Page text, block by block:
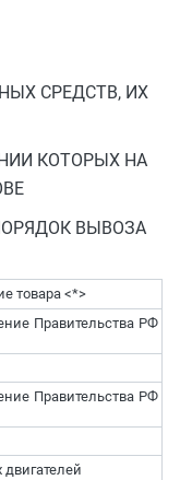
СРЕДСТВ, ИХ
КОТОРЫХ НА
ВЫВОЗА
товара <*>
Правительства РФ
Правительства РФ